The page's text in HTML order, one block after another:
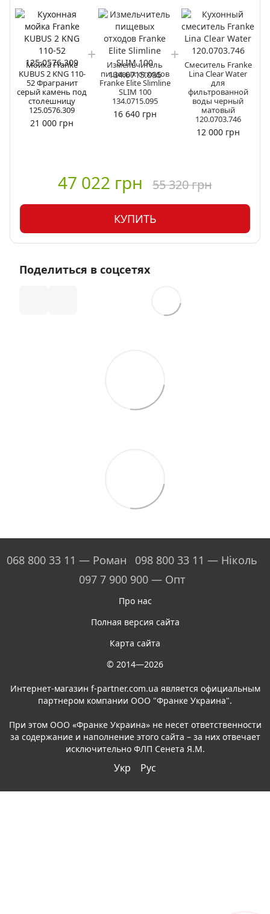
Franke
KNG 110-
под
Измельчитель
пищевых отходов
Franke Elite Slimline
SLIM 100
134.0715.095
16 640 грн
Смеситель Franke
Lina Clear Water
для
фильтрованной
воды черный
матовый
120.0703.746
Мойка
KUBUS 2
серый
21 000
47 022 грн 55 320 грн
КУПИТЬ
Поделиться в соцсетях
068 800 33 11 — Роман
098 800 33 11 — Ніколь
097 7 900 900 — Опт
Про нас
Полная версия сайта
Карта сайта
© 2014—2026
Интернет-магазин f-partner.com.ua является официальным
партнером компании ООО "Франке Украина".
При этом ООО «Франке Украина» не несет ответственности
за содержание и наполнение этого сайта – за них отвечает
исключительно ФЛП Сенета Я.М.
Укр Рус